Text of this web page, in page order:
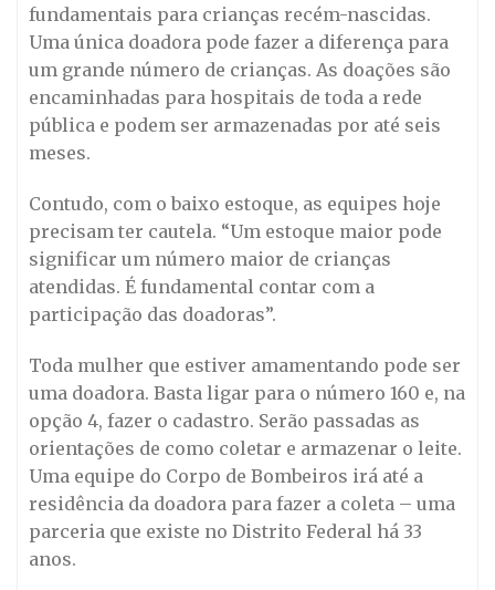
fundamentais para crianças recém-nascidas.
Uma única doadora pode fazer a diferença para
um grande número de crianças. As doações são
encaminhadas para hospitais de toda a rede
pública e podem ser armazenadas por até seis
meses.
Contudo, com o baixo estoque, as equipes hoje
precisam ter cautela. “Um estoque maior pode
significar um número maior de crianças
atendidas. É fundamental contar com a
participação das doadoras”.
Toda mulher que estiver amamentando pode ser
uma doadora. Basta ligar para o número 160 e, na
opção 4, fazer o cadastro. Serão passadas as
orientações de como coletar e armazenar o leite.
Uma equipe do Corpo de Bombeiros irá até a
residência da doadora para fazer a coleta – uma
parceria que existe no Distrito Federal há 33
anos.